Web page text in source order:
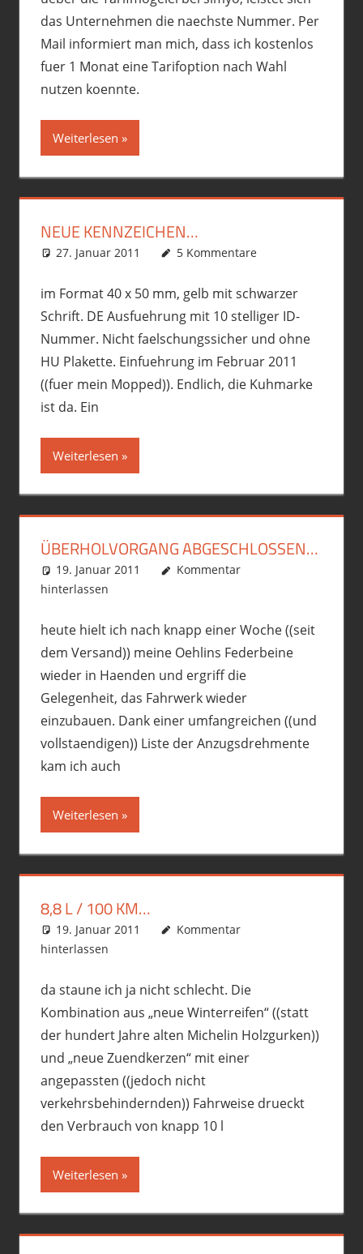
das Unternehmen die naechste Nummer. Per
Mail informiert man mich, dass ich kostenlos
fuer 1 Monat eine Tarifoption nach Wahl
nutzen koennte.
Weiterlesen
NEUE KENNZEICHEN…
27. Januar 2011 phil
Gebastelt,Motorrad
5 Kommentare
im Format 40 x 50 mm, gelb mit schwarzer
Schrift. DE Ausfuehrung mit 10 stelliger ID-
Nummer. Nicht faelschungssicher und ohne
HU Plakette. Einfuehrung im Februar 2011
((fuer mein Mopped)). Endlich, die Kuhmarke
ist da. Ein
Weiterlesen
ÜBERHOLVORGANG ABGESCHLOSSEN…
19. Januar 2011 phil
Gebastelt,Motorrad
Kommentar
hinterlassen
heute hielt ich nach knapp einer Woche ((seit
dem Versand)) meine Oehlins Federbeine
wieder in Haenden und ergriff die
Gelegenheit, das Fahrwerk wieder
einzubauen. Dank einer umfangreichen ((und
vollstaendigen)) Liste der Anzugsdrehmente
kam ich auch
Weiterlesen
8,8 L / 100 KM…
19. Januar 2011 phil
Der 3er
Kommentar
hinterlassen
da staune ich ja nicht schlecht. Die
Kombination aus „neue Winterreifen“ ((statt
der hundert Jahre alten Michelin Holzgurken))
und „neue Zuendkerzen“ mit einer
angepassten ((jedoch nicht
verkehrsbehindernden)) Fahrweise drueckt
den Verbrauch von knapp 10 l
Weiterlesen